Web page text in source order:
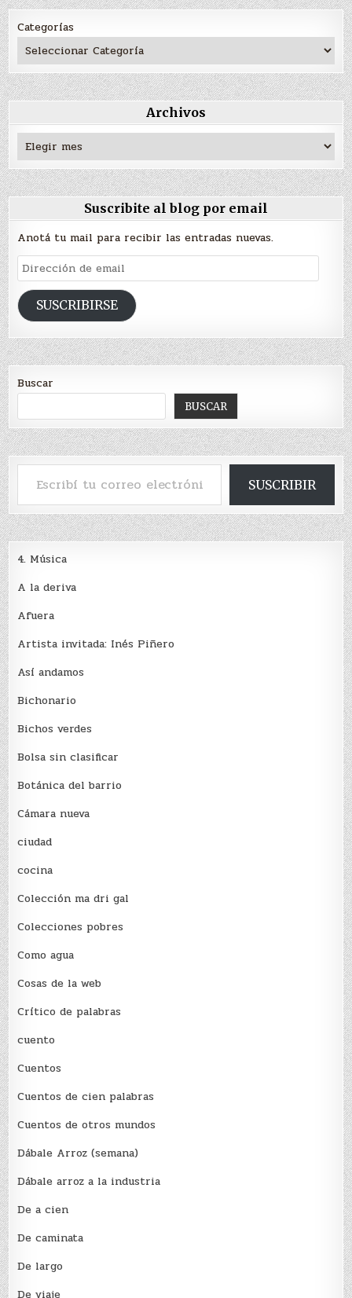
Categorías
Archivos
Archivos
Suscribite al blog por email
Anotá tu mail para recibir las entradas nuevas.
Dirección
de
emailSUSCRIBIRSE
Buscar
BUSCAR
Escribí tu correo electrónico…
SUSCRIBIR
4. Música
A la deriva
Afuera
Artista invitada: Inés Piñero
Así andamos
Bichonario
Bichos verdes
Bolsa sin clasificar
Botánica del barrio
Cámara nueva
ciudad
cocina
Colección ma dri gal
Colecciones pobres
Como agua
Cosas de la web
Crítico de palabras
cuento
Cuentos
Cuentos de cien palabras
Cuentos de otros mundos
Dábale Arroz (semana)
Dábale arroz a la industria
De a cien
De caminata
De largo
De viaje